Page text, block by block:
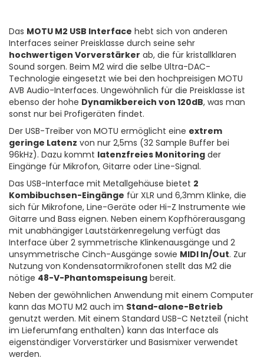
Das MOTU M2 USB Interface hebt sich von anderen
Interfaces seiner Preisklasse durch seine sehr
hochwertigen Vorverstärker ab, die für kristallklaren
Sound sorgen. Beim M2 wird die selbe Ultra-DAC-
Technologie eingesetzt wie bei den hochpreisigen MOTU
AVB Audio-Interfaces. Ungewöhnlich für die Preisklasse ist
ebenso der hohe Dynamikbereich von 120dB, was man
sonst nur bei Profigeräten findet.
Der USB-Treiber von MOTU ermöglicht eine extrem
geringe Latenz von nur 2,5ms (32 Sample Buffer bei
96kHz). Dazu kommt latenzfreies Monitoring der
Eingänge für Mikrofon, Gitarre oder Line-Signal.
Das USB-Interface mit Metallgehäuse bietet 2
Kombibuchsen-Eingänge für XLR und 6,3mm Klinke, die
sich für Mikrofone, Line-Geräte oder Hi-Z Instrumente wie
Gitarre und Bass eignen. Neben einem Kopfhörerausgang
mit unabhängiger Lautstärkenregelung verfügt das
Interface über 2 symmetrische Klinkenausgänge und 2
unsymmetrische Cinch-Ausgänge sowie MIDI In/Out. Zur
Nutzung von Kondensatormikrofonen stellt das M2 die
nötige 48-V-Phantomspeisung bereit.
Neben der gewöhnlichen Anwendung mit einem Computer
kann das MOTU M2 auch im Stand-alone-Betrieb
genutzt werden. Mit einem Standard USB-C Netzteil (nicht
im Lieferumfang enthalten) kann das Interface als
eigenständiger Vorverstärker und Basismixer verwendet
werden.